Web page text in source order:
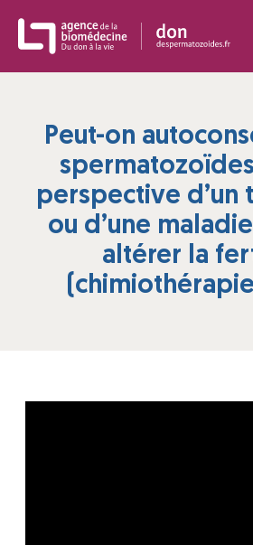
Peut-on
perspective d’un
ou d’une
altérer la